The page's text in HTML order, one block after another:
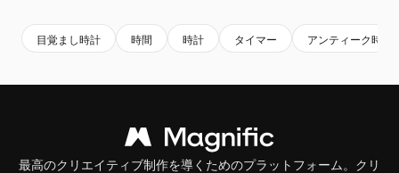
目覚まし時計 時間 時計 タイマー アンティーク時計
最高のクリエイティブ制作を導くためのプラットフォーム。クリ